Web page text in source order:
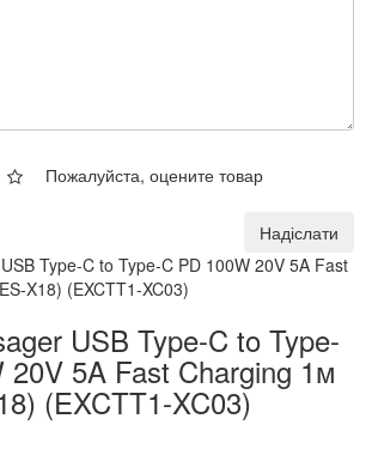
Пожалуйста, оцените товар
Надіслати
USB Type-C to Type-
20V 5A Fast Charging 1м
(EXCTT1-XC03)